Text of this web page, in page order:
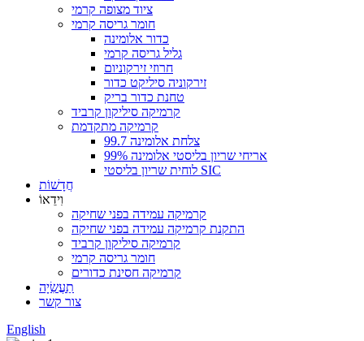
ציוד מצופה קרמי
חומר גריסה קרמי
כדור אלומינה
גליל גריסה קרמי
חרוזי זירקוניום
זירקוניה סיליקט כדור
טחנת כדור בריק
קרמיקה סיליקון קרביד
קרמיקה מתקדמת
צלחת אלומינה 99.7
אריחי שריון בליסטי אלומינה 99%
לוחית שריון בליסטי SIC
חֲדָשׁוֹת
וִידֵאוֹ
קרמיקה עמידה בפני שחיקה
התקנת קרמיקה עמידה בפני שחיקה
קרמיקה סיליקון קרביד
חומר גריסה קרמי
קרמיקה חסינת כדורים
תַעֲשִׂיָה
צור קשר
English